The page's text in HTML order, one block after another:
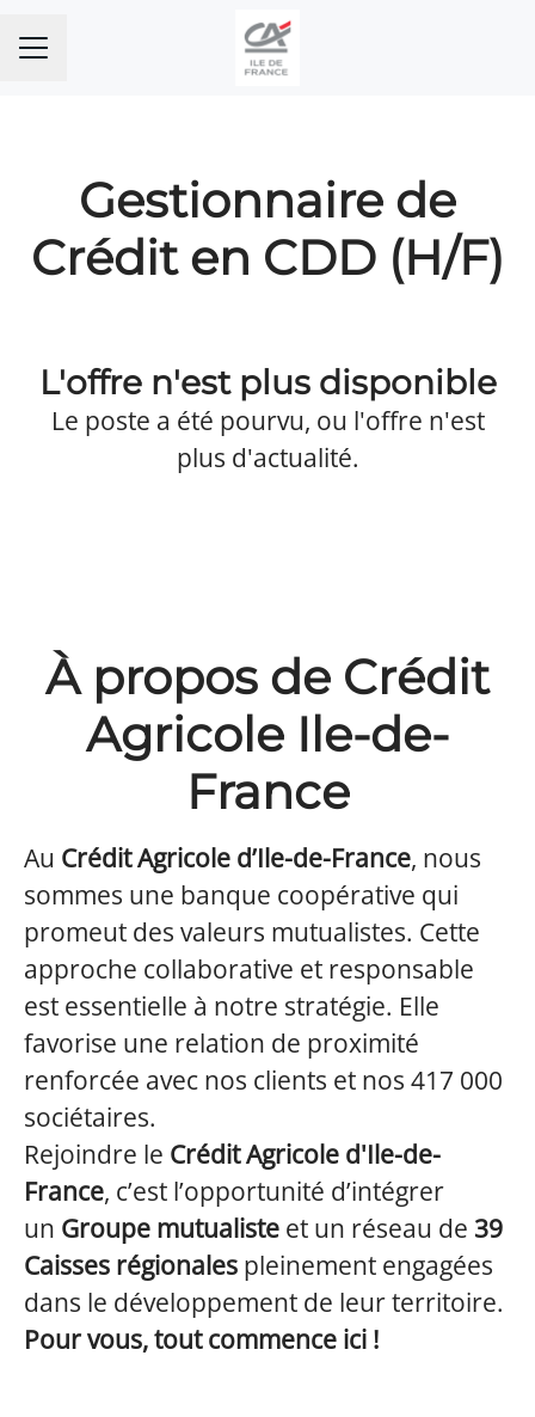
MENU CARRIÈRE
Gestionnaire de
Crédit en CDD (H/F)
L'offre n'est plus disponible
Le poste a été pourvu, ou l'offre n'est
plus d'actualité.
À propos de Crédit
Agricole Ile-de-
France
Au Crédit Agricole d’Ile-de-France, nous
sommes une banque coopérative qui
promeut des valeurs mutualistes. Cette
approche collaborative et responsable
est essentielle à notre stratégie. Elle
favorise une relation de proximité
renforcée avec nos clients et nos 417 000
sociétaires.
Rejoindre le Crédit Agricole d'Ile-de-
France, c’est l’opportunité d’intégrer
un Groupe mutualiste et un réseau de 39
Caisses régionales pleinement engagées
dans le développement de leur territoire.
Pour vous, tout commence ici !